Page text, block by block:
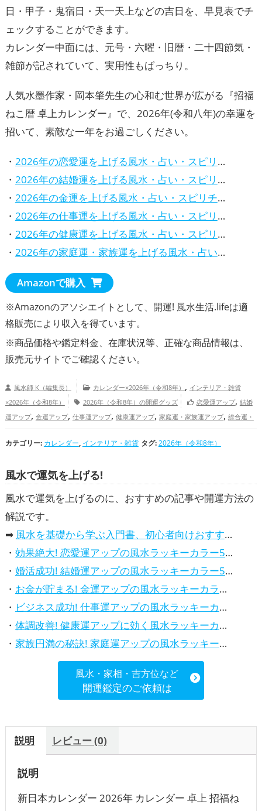
日・甲子・鬼宿日・天一天上などの吉日を、早見表でチ
ェックすることができます。
カレンダー中面には、元号・六曜・旧暦・二十四節気・
雑節が記されていて、実用性もばっちり。
人気水墨作家・岡本肇先生の心和む世界が広がる『招福
ねこ暦 卓上カレンダー』で、2026年(令和八年)の幸運を
招いて、素敵な一年をお過ごしください。
・ 2026年の恋愛運を上げる風水・占い・スピリチュアルな方法
・ 2026年の結婚運を上げる風水・占い・スピリチュアルな方法
・ 2026年の金運を上げる風水・占い・スピリチュアルな方法
・ 2026年の仕事運を上げる風水・占い・スピリチュアルな方法
・ 2026年の健康運を上げる風水・占い・スピリチュアルな方法
・ 2026年の家庭運・家族運を上げる風水・占い・スピリチュアルな方法
Amazonで購入
※Amazonのアソシエイトとして、開運! 風水生活.lifeは適
格販売により収入を得ています。
※商品価格や鑑定料金、在庫状況等、正確な商品情報は、
販売元サイトでご確認ください。
風水師 K（編集長） カレンダー×2026年（令和8年） , インテリア・雑貨
×2026年（令和8年）
2026年（令和8年）の開運グッズ 恋愛運アップ, 結婚
運アップ, 金運アップ, 仕事運アップ, 健康運アップ, 家庭運・家族運アップ, 総合運・
全体運アップ
カテゴリー: カレンダー, インテリア・雑貨 タグ:2026年（令和8年）
風水で運気を上げる!
風水で運気を上げるのに、おすすめの記事や開運方法の
解説です。
➡ 風水を基礎から学ぶ入門書、初心者向けおすすめ本
・ 効果絶大! 恋愛運アップの風水ラッキーカラー5選、解説付き
・ 婚活成功! 結婚運アップの風水ラッキーカラー5選、効果解説
・ お金が貯まる! 金運アップの風水ラッキーカラー5選、効果解説
・ ビジネス成功! 仕事運アップの風水ラッキーカラー5選、効果解説
・ 体調改善! 健康運アップに効く風水ラッキーカラー5選、効果と活用法を解説
・ 家族円満の秘訣! 家庭運アップの風水ラッキーカラー5選、効果解説
風水・家相・吉方位など
開運鑑定のご依頼は
説明 レビュー (0)
説明
新日本カレンダー 2026年 カレンダー 卓上 招福ね